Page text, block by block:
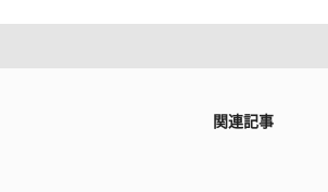
関連記事